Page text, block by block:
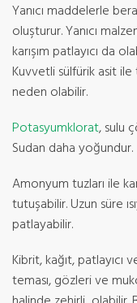
Yanıcı maddelerle
oluşturur. Yanıcı
karışım patlayıcı da
Kuvvetli sülfürik asit
neden olabilir.
Potasyumklorat, sulu
Sudan daha yoğundur.
Amonyum tuzları ile
tutuşabilir. Uzun süre
patlayabilir.
Kibrit, kağıt, patlayıcı
teması, gözleri ve